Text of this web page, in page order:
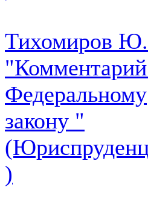
Тихомиров
Федеральному
закону "
)